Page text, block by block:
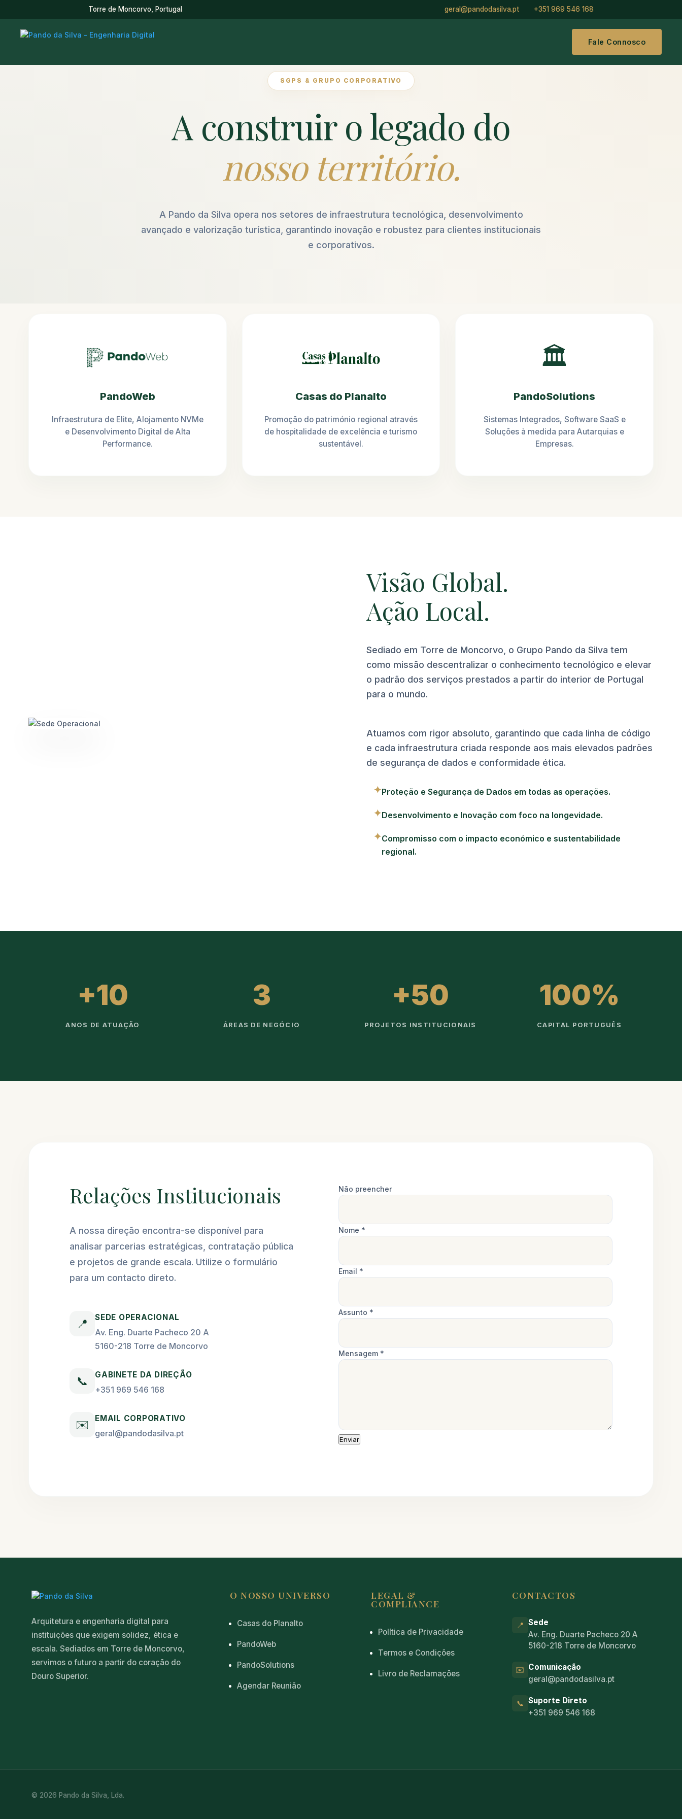
Torre de Moncorvo, Portugal geral@pandodasilva.pt +351 969 546 168
Fale Connosco
SGPS & GRUPO CORPORATIVO
A construir o legado do
nosso território.
A Pando da Silva opera nos setores de infraestrutura tecnológica, desenvolvimento
avançado e valorização turística, garantindo inovação e robustez para clientes institucionais
e corporativos.
PandoWeb
Infraestrutura de Elite, Alojamento NVMe
e Desenvolvimento Digital de Alta
Performance.
Casas do Planalto
Promoção do património regional através
de hospitalidade de excelência e turismo
sustentável.
🏛️
PandoSolutions
Sistemas Integrados, Software SaaS e
Soluções à medida para Autarquias e
Empresas.
Visão Global.
Ação Local.
Sediado em Torre de Moncorvo, o Grupo Pando da Silva tem
como missão descentralizar o conhecimento tecnológico e elevar
o padrão dos serviços prestados a partir do interior de Portugal
para o mundo.
Atuamos com rigor absoluto, garantindo que cada linha de código
e cada infraestrutura criada responde aos mais elevados padrões
de segurança de dados e conformidade ética.
✦Proteção e Segurança de Dados em todas as operações.
✦Desenvolvimento e Inovação com foco na longevidade.
✦Compromisso com o impacto económico e sustentabilidade
regional.
+10
ANOS DE ATUAÇÃO
3
ÁREAS DE NEGÓCIO
+50
PROJETOS INSTITUCIONAIS
100%
CAPITAL PORTUGUÊS
Relações Institucionais
A nossa direção encontra-se disponível para
analisar parcerias estratégicas, contratação pública
e projetos de grande escala. Utilize o formulário
para um contacto direto.
📍 SEDE OPERACIONAL
Av. Eng. Duarte Pacheco 20 A
5160-218 Torre de Moncorvo
📞 GABINETE DA DIREÇÃO
+351 969 546 168
✉️ EMAIL CORPORATIVO
geral@pandodasilva.pt
Não preencher
Nome *
Email *
Assunto *
Mensagem *
Enviar
Arquitetura e engenharia digital para
instituições que exigem solidez, ética e
escala. Sediados em Torre de Moncorvo,
servimos o futuro a partir do coração do
Douro Superior.
O NOSSO UNIVERSO
Casas do Planalto
PandoWeb
PandoSolutions
Agendar Reunião
LEGAL &
COMPLIANCE
Política de Privacidade
Termos e Condições
Livro de Reclamações
CONTACTOS
📍 Sede
Av. Eng. Duarte Pacheco 20 A
5160-218 Torre de Moncorvo
✉️ Comunicação
geral@pandodasilva.pt
📞 Suporte Direto
+351 969 546 168
© 2026 Pando da Silva, Lda.